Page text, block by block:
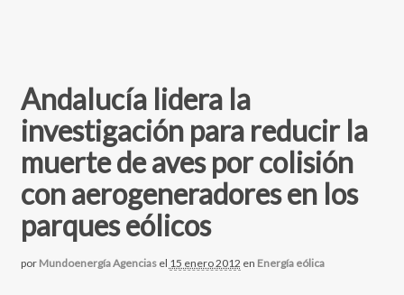
Andalucía lidera la
investigación para reducir la
muerte de aves por colisión
con aerogeneradores en los
parques eólicos
por Mundoenergía Agencias el 15 enero 2012 en Energía eólica